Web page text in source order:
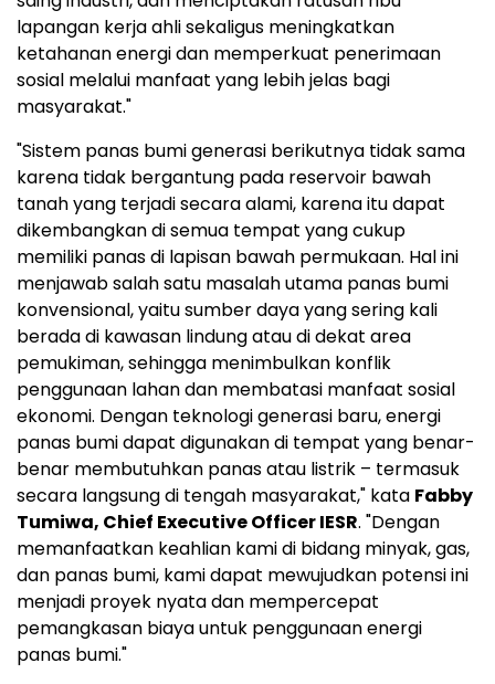
lapangan kerja ahli sekaligus meningkatkan
ketahanan energi dan memperkuat penerimaan
sosial melalui manfaat yang lebih jelas bagi
masyarakat."
"Sistem panas bumi generasi berikutnya tidak sama
karena tidak bergantung pada reservoir bawah
tanah yang terjadi secara alami, karena itu dapat
dikembangkan di semua tempat yang cukup
memiliki panas di lapisan bawah permukaan. Hal ini
menjawab salah satu masalah utama panas bumi
konvensional, yaitu sumber daya yang sering kali
berada di kawasan lindung atau di dekat area
pemukiman, sehingga menimbulkan konflik
penggunaan lahan dan membatasi manfaat sosial
ekonomi. Dengan teknologi generasi baru, energi
panas bumi dapat digunakan di tempat yang benar-
benar membutuhkan panas atau listrik – termasuk
secara langsung di tengah masyarakat," kata Fabby
Tumiwa, Chief Executive Officer IESR. "Dengan
memanfaatkan keahlian kami di bidang minyak, gas,
dan panas bumi, kami dapat mewujudkan potensi ini
menjadi proyek nyata dan mempercepat
pemangkasan biaya untuk penggunaan energi
panas bumi."